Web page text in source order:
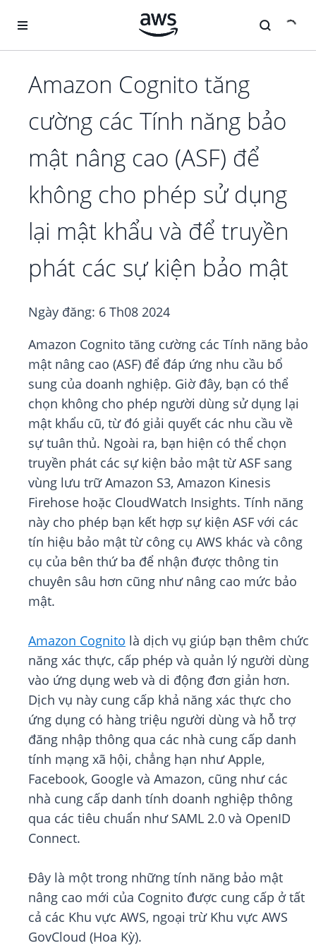
Amazon Cognito tăng
cường các Tính năng bảo
mật nâng cao (ASF) để
không cho phép sử dụng
lại mật khẩu và để truyền
phát các sự kiện bảo mật
Ngày đăng: 6 Th08 2024
Amazon Cognito tăng cường các Tính năng bảo
mật nâng cao (ASF) để đáp ứng nhu cầu bổ
sung của doanh nghiệp. Giờ đây, bạn có thể
chọn không cho phép người dùng sử dụng lại
mật khẩu cũ, từ đó giải quyết các nhu cầu về
sự tuân thủ. Ngoài ra, bạn hiện có thể chọn
truyền phát các sự kiện bảo mật từ ASF sang
vùng lưu trữ Amazon S3, Amazon Kinesis
Firehose hoặc CloudWatch Insights. Tính năng
này cho phép bạn kết hợp sự kiện ASF với các
tín hiệu bảo mật từ công cụ AWS khác và công
cụ của bên thứ ba để nhận được thông tin
chuyên sâu hơn cũng như nâng cao mức bảo
mật.
Amazon Cognito là dịch vụ giúp bạn thêm chức
năng xác thực, cấp phép và quản lý người dùng
vào ứng dụng web và di động đơn giản hơn.
Dịch vụ này cung cấp khả năng xác thực cho
ứng dụng có hàng triệu người dùng và hỗ trợ
đăng nhập thông qua các nhà cung cấp danh
tính mạng xã hội, chẳng hạn như Apple,
Facebook, Google và Amazon, cũng như các
nhà cung cấp danh tính doanh nghiệp thông
qua các tiêu chuẩn như SAML 2.0 và OpenID
Connect.
Đây là một trong những tính năng bảo mật
nâng cao mới của Cognito được cung cấp ở tất
cả các Khu vực AWS, ngoại trừ Khu vực AWS
GovCloud (Hoa Kỳ).